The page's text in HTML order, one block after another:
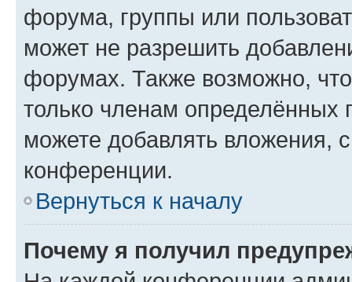
форума, группы или
может не разрешить
форумах. Также возможно,
только членам определённых
можете добавлять вложения,
конференции.
Вернуться к началу
Почему я получил